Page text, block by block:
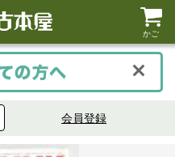
かご
会員登録